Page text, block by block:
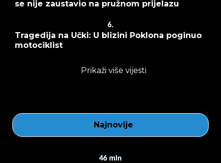
se nije zaustavio na pružnom prijelazu
6.
Tragedija na Učki: U blizini Poklona poginuo
motociklist
Prikaži više vijesti
Najnovije
46 min